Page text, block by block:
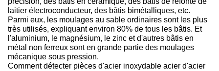
laitier électroconducteur, des bâtis bimétalliques, etc.
Parmi eux, les moulages au sable ordinaires sont les plus
très utilisés, expliquant environ 80% de tous les bâtis. Et
l'aluminium, le magnésium, le zinc et d'autres bâtis en
métal non ferreux sont en grande partie des moulages
mécanique sous pression.
Comment détecter pièces d'acier inoxydable acier d'acier